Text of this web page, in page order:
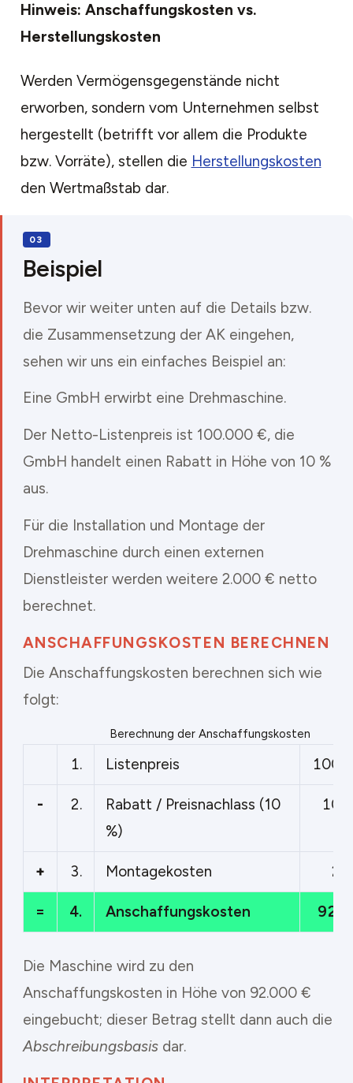
Hinweis: Anschaffungskosten vs.
Herstellungskosten
Werden Vermögensgegenstände nicht
erworben, sondern vom Unternehmen selbst
hergestellt (betrifft vor allem die Produkte
bzw. Vorräte), stellen die Herstellungskosten
den Wertmaßstab dar.
Beispiel
Bevor wir weiter unten auf die Details bzw.
die Zusammensetzung der AK eingehen,
sehen wir uns ein einfaches Beispiel an:
Eine GmbH erwirbt eine Drehmaschine.
Der Netto-Listenpreis ist 100.000 €, die
GmbH handelt einen Rabatt in Höhe von 10 %
aus.
Für die Installation und Montage der
Drehmaschine durch einen externen
Dienstleister werden weitere 2.000 € netto
berechnet.
ANSCHAFFUNGSKOSTEN BERECHNEN
Die Anschaffungskosten berechnen sich wie
folgt:
Berechnung der Anschaffungskosten
1. Listenpreis
- 2.
Rabatt / Preisnachlass (10
%)
+ 3. Montagekosten
= 4. Anschaffungskosten
Die Maschine wird zu den
Anschaffungskosten in Höhe von 92.000 €
eingebucht; dieser Betrag stellt dann auch die
Abschreibungsbasisdar.